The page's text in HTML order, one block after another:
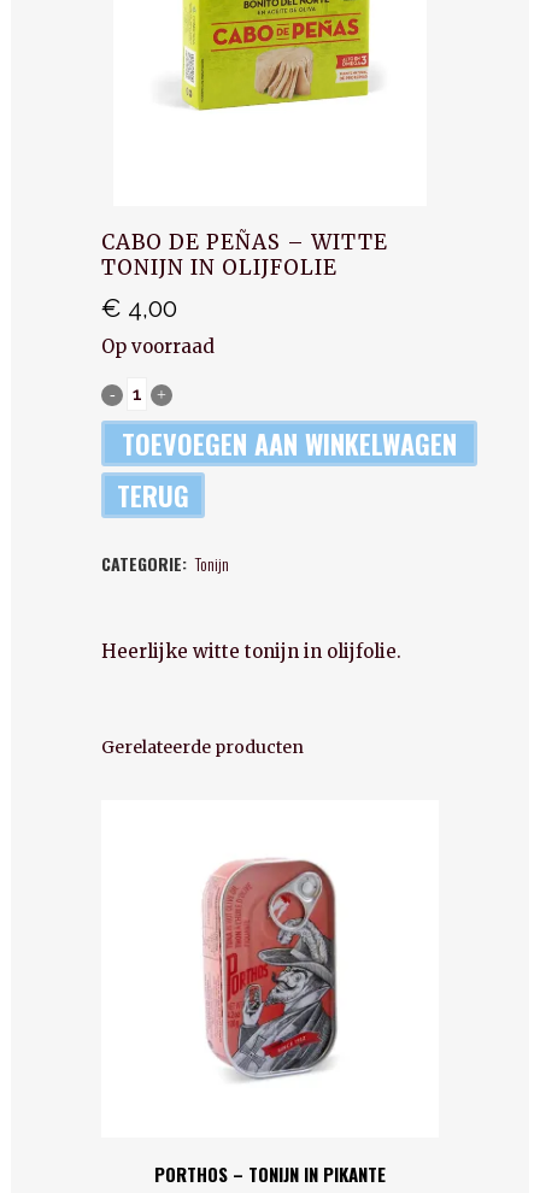
CABO DE PEÑAS – WITTE
TONIJN IN OLIJFOLIE
€ 4,00
Op voorraad
Cabo
Peñas
-
Witte
in
quantity
TOEVOEGEN AAN WINKELWAGEN
TERUG
CATEGORIE: Tonijn
Heerlijke witte tonijn in olijfolie.
Gerelateerde producten
PORTHOS – TONIJN IN PIKANTE